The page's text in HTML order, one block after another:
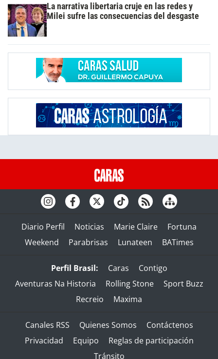
La narrativa libertaria cruje en las redes y
Milei sufre las consecuencias del desgaste
Diario Perfil Noticias Marie Claire
Fortuna
Weekend
Parabrisas Lunateen BATimes
Perfil Brasil: Caras
Contigo
Aventuras Na Historia
Rolling Stone
Sport Buzz
Recreio
Maxima
Canales RSS Quienes Somos
Contáctenos
Privacidad
Equipo
Reglas de participación
Tránsito